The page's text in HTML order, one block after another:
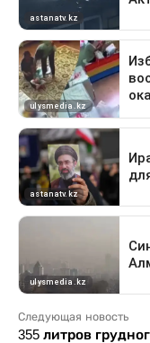
Следующая новость
355 литров